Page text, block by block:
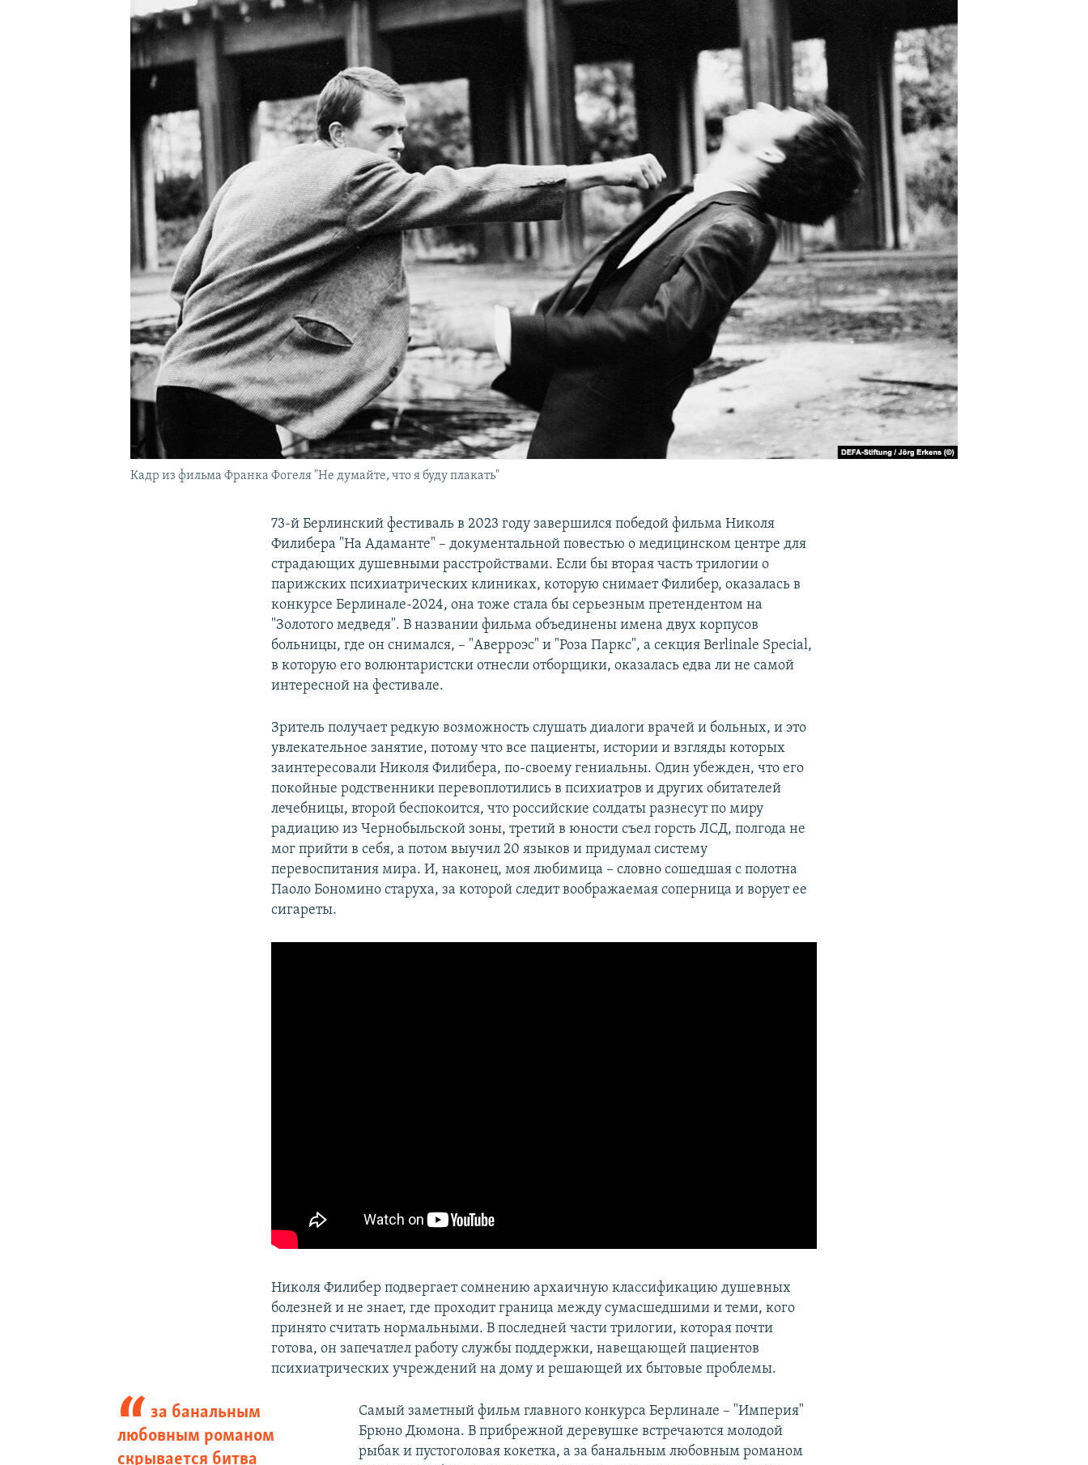
ПОДПИШИТЕСЬ НА РАССЫЛКУ
Кадр из фильма Франка Фогеля "Не думайте, что я буду плакать"
73-й Берлинский фестиваль в 2023 году завершился победой фильма Николя
Филибера "На Адаманте" – документальной повестью о медицинском центре для
страдающих душевными расстройствами. Если бы вторая часть трилогии о
парижских психиатрических клиниках, которую снимает Филибер, оказалась в
конкурсе Берлинале-2024, она тоже стала бы серьезным претендентом на
"Золотого медведя". В названии фильма объединены имена двух корпусов
больницы, где он снимался, – "Аверроэс" и "Роза Паркс", а секция Berlinale Special,
в которую его волюнтаристски отнесли отборщики, оказалась едва ли не самой
интересной на фестивале.
Зритель получает редкую возможность слушать диалоги врачей и больных, и это
увлекательное занятие, потому что все пациенты, истории и взгляды которых
заинтересовали Николя Филибера, по-своему гениальны. Один убежден, что его
покойные родственники перевоплотились в психиатров и других обитателей
лечебницы, второй беспокоится, что российские солдаты разнесут по миру
радиацию из Чернобыльской зоны, третий в юности съел горсть ЛСД, полгода не
мог прийти в себя, а потом выучил 20 языков и придумал систему
перевоспитания мира. И, наконец, моя любимица – словно сошедшая с полотна
Паоло Бономино старуха, за которой следит воображаемая соперница и ворует ее
сигареты.
Николя Филибер подвергает сомнению архаичную классификацию душевных
болезней и не знает, где проходит граница между сумасшедшими и теми, кого
принято считать нормальными. В последней части трилогии, которая почти
готова, он запечатлел работу службы поддержки, навещающей пациентов
психиатрических учреждений на дому и решающей их бытовые проблемы.
за банальным
любовным романом
скрывается битва
Самый заметный фильм главного конкурса Берлинале – "Империя"
Брюно Дюмона. В прибрежной деревушке встречаются молодой
рыбак и пустоголовая кокетка, а за банальным любовным романом